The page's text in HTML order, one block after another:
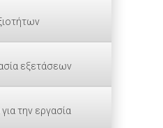
εξετάσεων
την εργασία